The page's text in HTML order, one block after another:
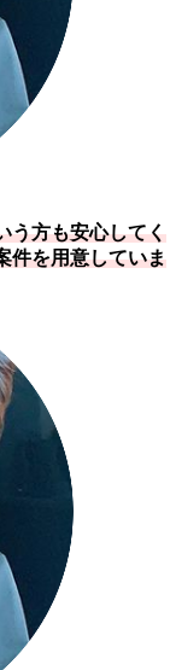
う方も安心してく
件を用意していま